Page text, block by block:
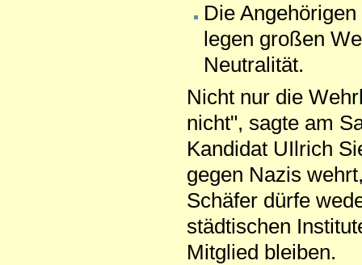
Die
legen großen
Neutralität.
Nicht nur die
nicht", sagte am
Kandidat UIlrich
gegen Nazis
Schäfer dürfe
städtischen
Mitglied bleiben.